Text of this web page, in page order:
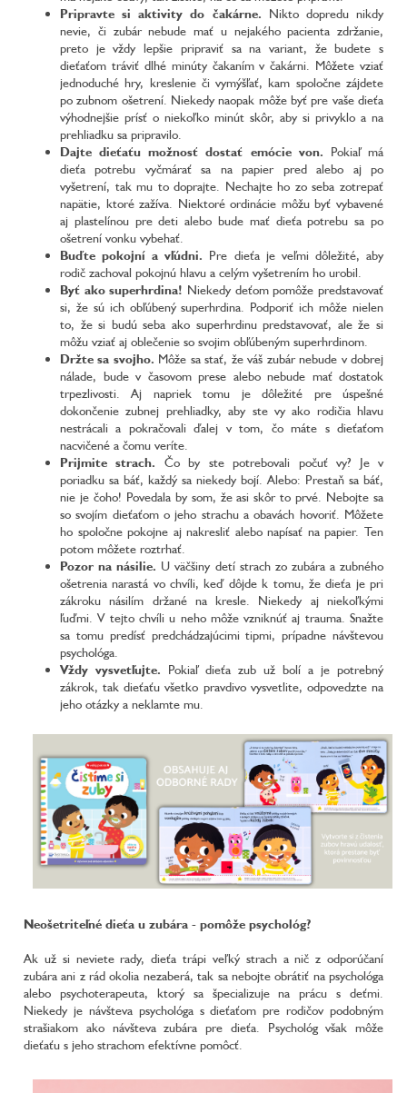
Pripravte si aktivity do čakárne. Nikto dopredu nikdy
nevie, či zubár nebude mať u nejakého pacienta zdržanie,
preto je vždy lepšie pripraviť sa na variant, že budete s
dieťaťom tráviť dlhé minúty čakaním v čakárni. Môžete vziať
jednoduché hry, kreslenie či vymýšľať, kam spoločne zájdete
po zubnom ošetrení. Niekedy naopak môže byť pre vaše dieťa
výhodnejšie prísť o niekoľko minút skôr, aby si privyklo a na
prehliadku sa pripravilo.
Dajte dieťaťu možnosť dostať emócie von. Pokiaľ má
dieťa potrebu vyčmárať sa na papier pred alebo aj po
vyšetrení, tak mu to doprajte. Nechajte ho zo seba zotrepať
napätie, ktoré zažíva. Niektoré ordinácie môžu byť vybavené
aj plastelínou pre deti alebo bude mať dieťa potrebu sa po
ošetrení vonku vybehať.
Buďte pokojní a vľúdni. Pre dieťa je veľmi dôležité, aby
rodič zachoval pokojnú hlavu a celým vyšetrením ho urobil.
Byť ako superhrdina! Niekedy deťom pomôže predstavovať
si, že sú ich obľúbený superhrdina. Podporiť ich môže nielen
to, že si budú seba ako superhrdinu predstavovať, ale že si
môžu vziať aj oblečenie so svojim obľúbeným superhrdinom.
Držte sa svojho. Môže sa stať, že váš zubár nebude v dobrej
nálade, bude v časovom prese alebo nebude mať dostatok
trpezlivosti. Aj napriek tomu je dôležité pre úspešné
dokončenie zubnej prehliadky, aby ste vy ako rodičia hlavu
nestrácali a pokračovali ďalej v tom, čo máte s dieťaťom
nacvičené a čomu veríte.
Prijmite strach. Čo by ste potrebovali počuť vy? Je v
poriadku sa báť, každý sa niekedy bojí. Alebo: Prestaň sa báť,
nie je čoho! Povedala by som, že asi skôr to prvé. Nebojte sa
so svojím dieťaťom o jeho strachu a obavách hovoriť. Môžete
ho spoločne pokojne aj nakresliť alebo napísať na papier. Ten
potom môžete roztrhať.
Pozor na násilie. U väčšiny detí strach zo zubára a zubného
ošetrenia narastá vo chvíli, keď dôjde k tomu, že dieťa je pri
zákroku násilím držané na kresle. Niekedy aj niekoľkými
ľuďmi. V tejto chvíli u neho môže vzniknúť aj trauma. Snažte
sa tomu predísť predchádzajúcimi tipmi, prípadne návštevou
psychológa.
Vždy vysvetľujte. Pokiaľ dieťa zub už bolí a je potrebný
zákrok, tak dieťaťu všetko pravdivo vysvetlite, odpovedzte na
jeho otázky a neklamte mu.
Neošetriteľné dieťa u zubára - pomôže psychológ?
Ak už si neviete rady, dieťa trápi veľký strach a nič z odporúčaní
zubára ani z rád okolia nezaberá, tak sa nebojte obrátiť na psychológa
alebo psychoterapeuta, ktorý sa špecializuje na prácu s deťmi.
Niekedy je návšteva psychológa s dieťaťom pre rodičov podobným
strašiakom ako návšteva zubára pre dieťa. Psychológ však môže
dieťaťu s jeho strachom efektívne pomôcť.